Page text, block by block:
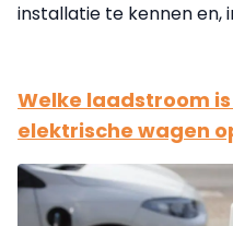
installatie te kennen en,
Welke laadstroom
elektrische wagen